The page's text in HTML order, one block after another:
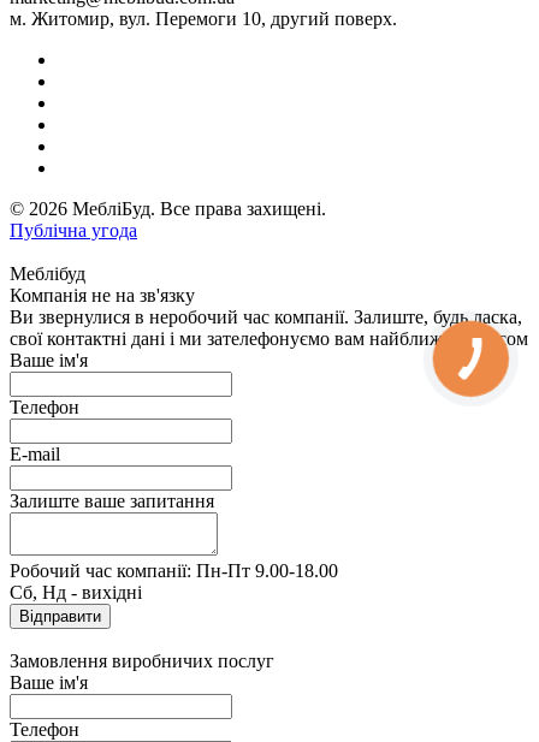
м. Житомир, вул. Перемоги 10, другий поверх.
© 2026 МебліБуд. Все права захищені.
Публічна угода
Меблібуд
Компанія не на зв'язку
Ви звернулися в неробочий час компанії. Залиште, будь ласка,
свої контактні дані і ми зателефонуємо вам найближчим часом
Ваше ім'я
Телефон
E-mail
Залиште ваше запитання
Робочий час компанії: Пн-Пт 9.00-18.00
Сб, Нд - вихідні
Замовлення виробничих послуг
Ваше ім'я
Телефон